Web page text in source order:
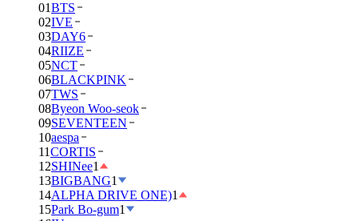
01BTS
02IVE
03DAY6
04RIIZE
05NCT
06BLACKPINK
07TWS
08Byeon Woo-seok
09SEVENTEEN
10aespa
11CORTIS
12SHINee1
13BIGBANG1
14ALPHA DRIVE ONE)1
15Park Bo-gum1